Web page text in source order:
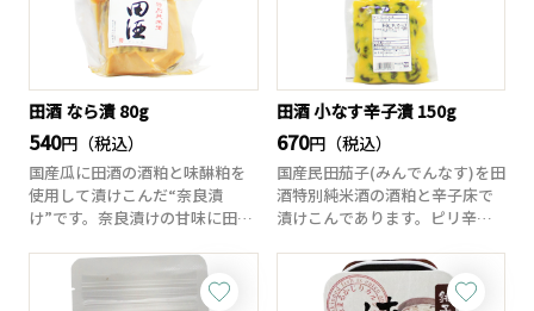
田酒 なら漬 80g
540円（税込）
国産瓜に田酒の酒粕と味醂粕を
使用して漬けこんだ“奈良漬
け”です。奈良漬けの甘味に田酒
田酒 小なす辛子漬 150g
670円（税込）
国産民田茄子(みんでんなす)を田
酒特別純米酒の酒粕と辛子床で
漬けこんであります。ピリ辛の